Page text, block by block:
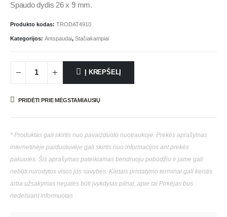
Spaudo dydis 26 x 9 mm.
Produkto kodas: TRODAT4910
Kategorijos: Antspaudai, Stačiakampiai
Į KREPŠELĮ
PRIDĖTI PRIE MĖGSTAMIAUSIŲ
* Produktas gali skirtis nuo pavaizduoto nuotraukoje. Prekės aprašymas
internetinėje parduotuvėje gali skirtis nuo informacijos ant prekės
pakuotės. Šis aprašymas pateikiamas bendruoju pobūdžiu ir jame gali
nebūti nurodytos visos jos savybės. Kartais pristatymo terminai gali keistis
arba užsakymas negalės būti įvykdytas pilnai, apie tai Pirkėjas bus
nedelsiant informuotas